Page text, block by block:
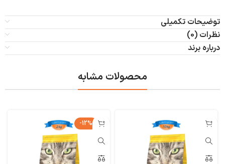
توضیحات تکمیلی
نظرات (0)
درباره برند
محصولات مشابه
-12%